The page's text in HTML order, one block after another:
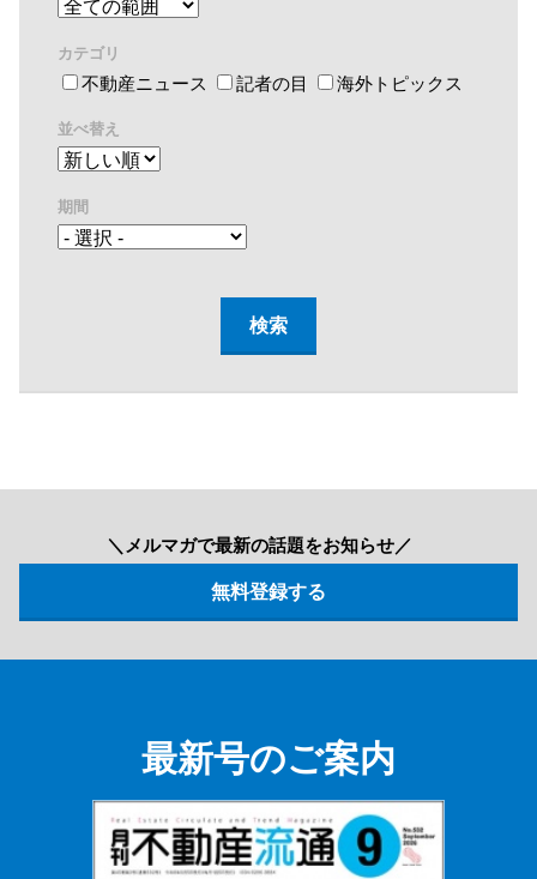
カテゴリ
不動産ニュース 記者の目 海外トピックス
並べ替え
期間
＼メルマガで最新の話題をお知らせ／
最新号のご案内